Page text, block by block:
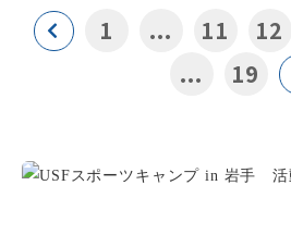
1 ... 11 12
...
19